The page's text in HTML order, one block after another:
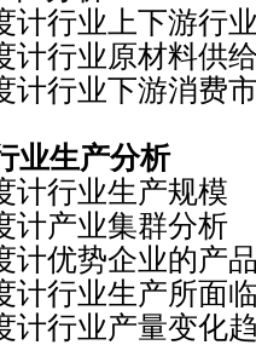
行业上下游行
行业原材料供
行业下游消费
业生产分析
行业生产规模
产业集群分析
优势企业的产
行业生产所面
行业产量变化